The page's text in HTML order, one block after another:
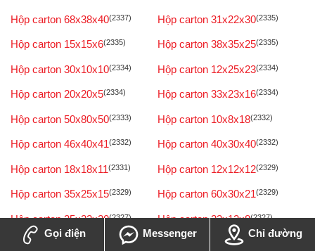
Hộp carton 68x38x40(2337) Hộp carton 31x22x30(2335)
Hộp carton 15x15x6(2335) Hộp carton 38x35x25(2335)
Hộp carton 30x10x10(2334) Hộp carton 12x25x23(2334)
Hộp carton 20x20x5(2334) Hộp carton 33x23x16(2334)
Hộp carton 50x80x50(2333) Hộp carton 10x8x18(2332)
Hộp carton 46x40x41(2332) Hộp carton 40x30x40(2332)
Hộp carton 18x18x11(2331) Hộp carton 12x12x12(2329)
Hộp carton 35x25x15(2329) Hộp carton 60x30x21(2329)
Hộp carton 25x22x20(2327) Hộp carton 23x12x8(2327)
Hộp carton 90x15x10 (2327) Hộp carton 100x80x7
Gọi điện Messenger Chỉ đường